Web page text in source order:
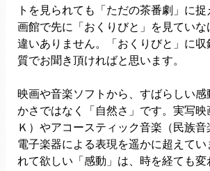
トを見られても「ただの茶番劇」に
画館で先に「おくりびと」を見てい
違いありません。「おくりびと」に
質でお聞き頂ければと思います。
映画や音楽ソフトから、すばらしい
かさではなく「自然さ」です。実写
Ｋ）やアコースティック音楽（民族
電子楽器による表現を遥かに超えて
れて欲しい「感動」は、時を経ても